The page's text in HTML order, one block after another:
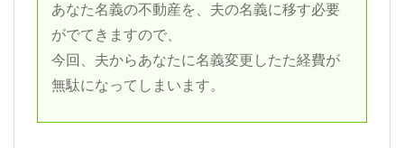
あなた名義の不動産を、夫の名義に移す必要
がでてきますので、
今回、夫からあなたに名義変更したた経費が
無駄になってしまいます。